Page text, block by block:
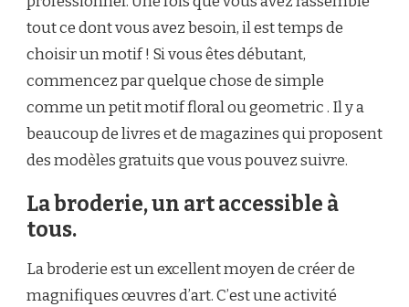
tout ce dont vous avez besoin, il est temps de
choisir un motif ! Si vous êtes débutant,
commencez par quelque chose de simple
comme un petit motif floral ou geometric . Il y a
beaucoup de livres et de magazines qui proposent
des modèles gratuits que vous pouvez suivre.
La broderie, un art accessible à
tous.
La broderie est un excellent moyen de créer de
magnifiques œuvres d’art. C’est une activité